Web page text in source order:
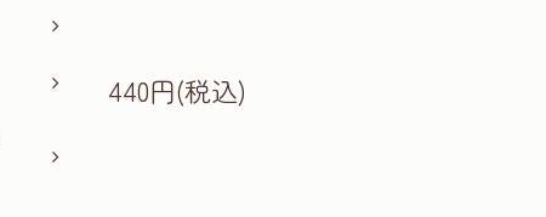
440円(税込)